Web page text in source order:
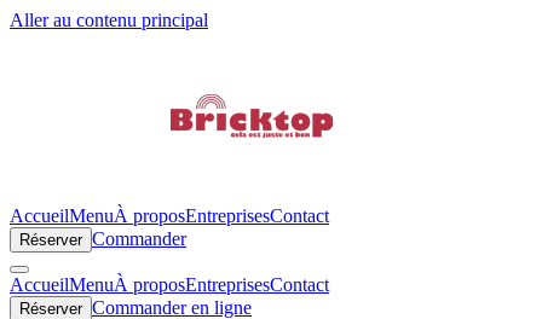
Aller au contenu principal
AccueilMenuÀ proposEntreprisesContact
Réserver Commander
AccueilMenuÀ proposEntreprisesContact
Réserver Commander en ligne